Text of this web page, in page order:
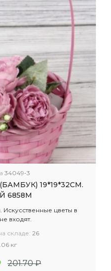
34049-3
19*19*32СМ.
6858М
цветы в
входят.
складе: 26
кг
201.70 ₽